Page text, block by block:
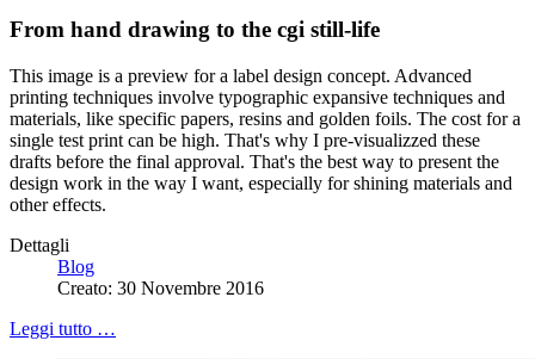
From hand drawing to the cgi still-life
This image is a preview for a label design concept. Advanced
printing techniques involve typographic expansive techniques and
materials, like specific papers, resins and golden foils. The cost for a
single test print can be high. That's why I pre-visualizzed these
drafts before the final approval. That's the best way to present the
design work in the way I want, especially for shining materials and
other effects.
Dettagli
Blog
Creato: 30 Novembre 2016
Leggi tutto …